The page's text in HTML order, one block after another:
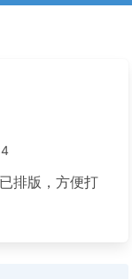
排版，方便打